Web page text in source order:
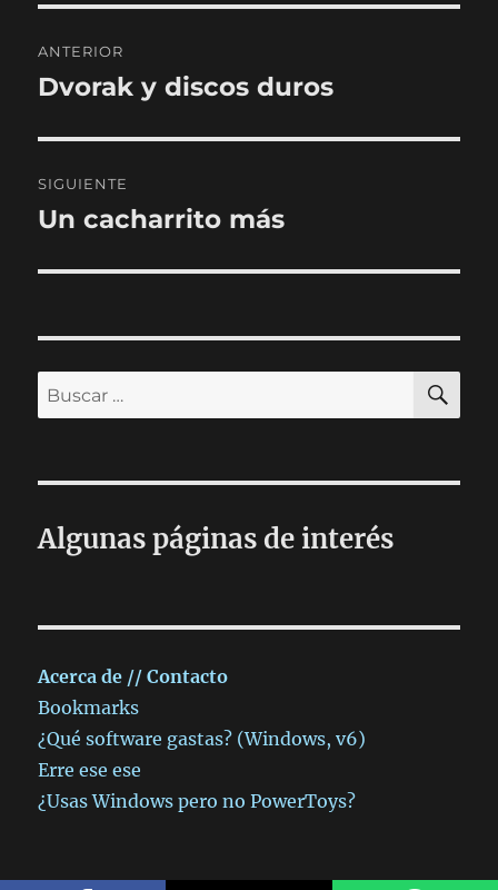
de
ANTERIOR
Entrada
Dvorak y discos duros
SIGUIENTE
Entrada
Un cacharrito más
Buscar
por:
Algunas páginas de interés
Acerca de // Contacto
Bookmarks
¿Qué software gastas? (Windows, v6)
Erre ese ese
¿Usas Windows pero no PowerToys?